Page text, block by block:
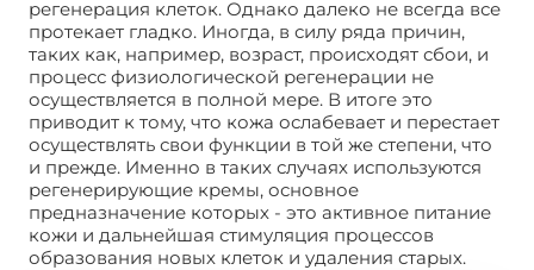
регенерация клеток. Однако далеко не всегда все
протекает гладко. Иногда, в силу ряда причин,
таких как, например, возраст, происходят сбои, и
процесс физиологической регенерации не
осуществляется в полной мере. В итоге это
приводит к тому, что кожа ослабевает и перестает
осуществлять свои функции в той же степени, что
и прежде. Именно в таких случаях используются
регенерирующие кремы, основное
предназначение которых - это активное питание
кожи и дальнейшая стимуляция процессов
образования новых клеток и удаления старых.